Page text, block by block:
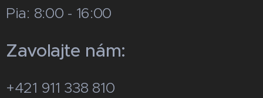
Pia: 8:00 - 16:00
Zavolajte nám:
+421 911 338 810